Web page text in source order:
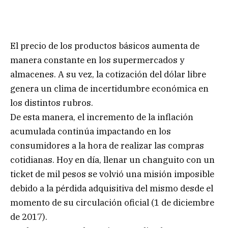
El precio de los productos básicos aumenta de
manera constante en los supermercados y
almacenes. A su vez, la cotización del dólar libre
genera un clima de incertidumbre económica en
los distintos rubros.
De esta manera, el incremento de la inflación
acumulada continúa impactando en los
consumidores a la hora de realizar las compras
cotidianas. Hoy en día, llenar un changuito con un
ticket de mil pesos se volvió una misión imposible
debido a la pérdida adquisitiva del mismo desde el
momento de su circulación oficial (1 de diciembre
de 2017).